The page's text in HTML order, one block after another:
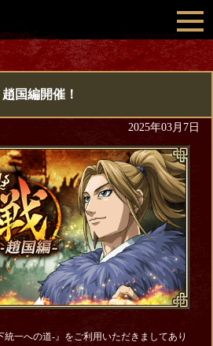
国編開催！
2025年03月7日
統一への道-』をご利用いただきましてあり